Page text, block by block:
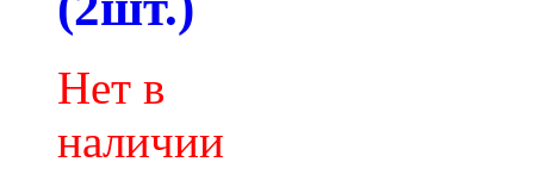
Нет в
наличии